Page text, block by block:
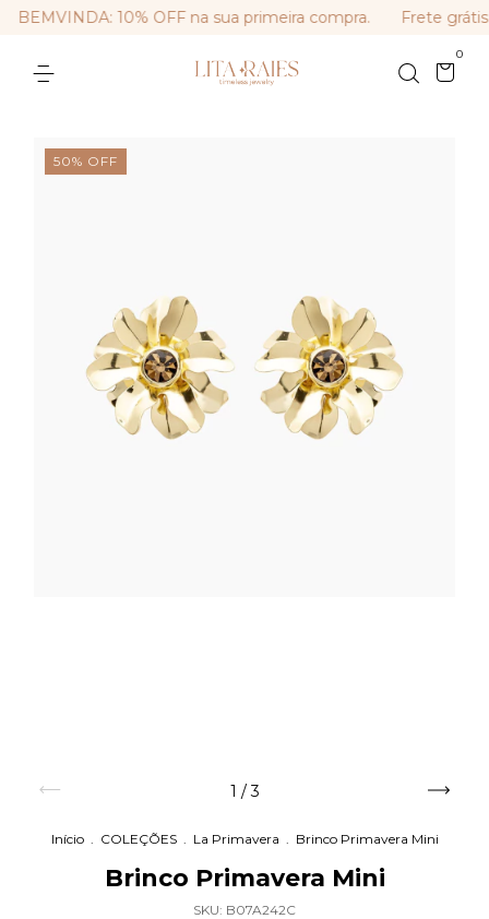
BEMVINDA: 10% OFF na sua primeira compra. Frete grátis
0
50% OFF
1 /3
Início COLEÇÕES La Primavera Brinco Primavera Mini
Brinco Primavera Mini
SKU: B07A242C